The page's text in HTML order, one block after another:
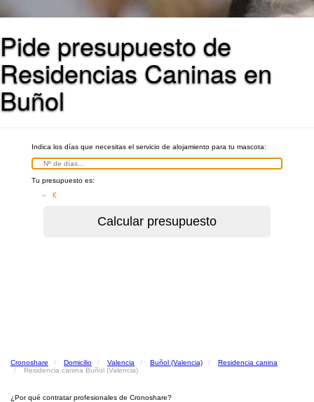
Pide presupuesto de
Residencias Caninas en
Buñol
Indica los días que necesitas el servicio de alojamiento para tu mascota:
Tu presupuesto es:
– €
Cronoshare Domicilio Valencia Buñol (Valencia)
Residencia canina
Residencia canina Buñol (Valencia)
¿Por qué contratar profesionales de Cronoshare?